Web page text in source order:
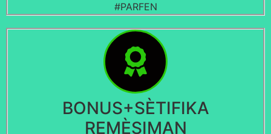
#PARFEN
BONUS+SÈTIFIKA
REMÈSIMAN